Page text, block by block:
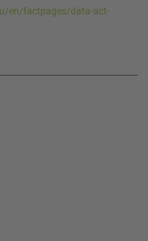
en/factpages/data-act-